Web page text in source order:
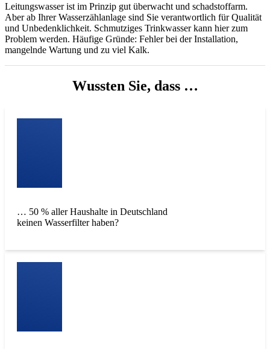
Leitungswasser ist im Prinzip gut überwacht und schadstoffarm.
Aber ab Ihrer Wasserzählanlage sind Sie verantwortlich für Qualität
und Unbedenklichkeit. Schmutziges Trinkwasser kann hier zum
Problem werden. Häufige Gründe: Fehler bei der Installation,
mangelnde Wartung und zu viel Kalk.
Wussten Sie, dass …
… 50 % aller Haushalte in Deutschland
keinen Wasserfilter haben?